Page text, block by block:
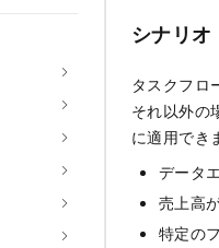
シナリオ
タスクフロ
それ以外の
に適用でき
データ
売上高
特定の